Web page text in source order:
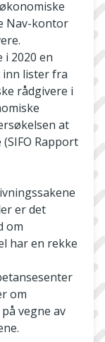
Nav-kontor
2020 en
inn lister fra
rådgivere i
at
Rapport
er det
om
har en rekke
om
vegne av